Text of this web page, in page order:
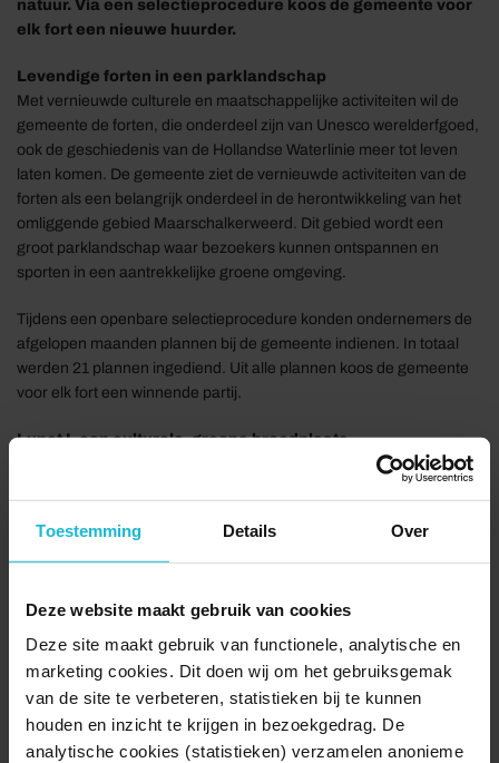
Toestemming Details Over
Deze website maakt gebruik van cookies
Deze site maakt gebruik van functionele, analytische en
marketing cookies. Dit doen wij om het gebruiksgemak
van de site te verbeteren, statistieken bij te kunnen
houden en inzicht te krijgen in bezoekgedrag. De
analytische cookies (statistieken) verzamelen anonieme
natuur. Via een selectieprocedure koos de gemeente voor
elk fort een nieuwe huurder.
Levendige forten in een parklandschap
Met vernieuwde culturele en maatschappelijke activiteiten wil de
gemeente de forten, die onderdeel zijn van Unesco werelderfgoed,
ook de geschiedenis van de Hollandse Waterlinie meer tot leven
laten komen. De gemeente ziet de vernieuwde activiteiten van de
forten als een belangrijk onderdeel in de herontwikkeling van het
omliggende gebied Maarschalkerweerd. Dit gebied wordt een
groot parklandschap waar bezoekers kunnen ontspannen en
sporten in een aantrekkelijke groene omgeving.
Tijdens een openbare selectieprocedure konden ondernemers de
afgelopen maanden plannen bij de gemeente indienen. In totaal
werden 21 plannen ingediend. Uit alle plannen koos de gemeente
voor elk fort een winnende partij.
Lunet I, een culturele, groene broedplaats
Met DePlaatsmaker als overkoepelende huurder gaan
verschillende organisaties het culturele aanbod op Lunet I
makerscollectief uit Utrecht en wil een muzikale broedplaats
opzetten in de atoombunker van het fort. Grounded blijft gebruik
een duurzaam en/of sociaal karakter. DePlaatsmaker zet zich in
voor het creëren en behouden van plekken waar kunst en cultuur